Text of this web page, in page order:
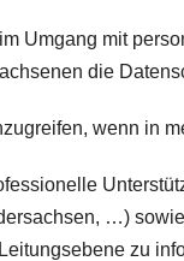
Umgang mit
die
wenn in
…)
zu